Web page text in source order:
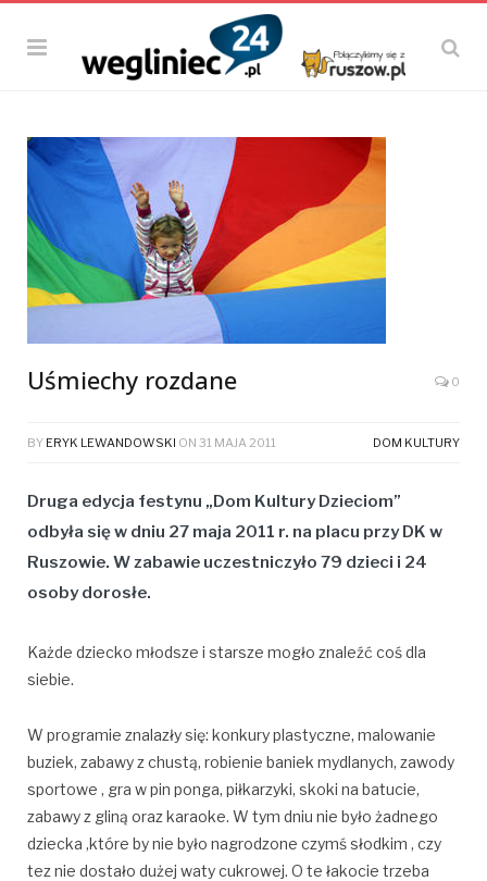
Uśmiechy rozdane 0
BY ERYK LEWANDOWSKI ON 31 MAJA 2011 DOM KULTURY
Druga edycja festynu „Dom Kultury Dzieciom”
odbyła się w dniu 27 maja 2011 r. na placu przy DK w
Ruszowie. W zabawie uczestniczyło 79 dzieci i 24
osoby dorosłe.
Każde dziecko młodsze i starsze mogło znaleźć coś dla
siebie.
W programie znalazły się: konkury plastyczne, malowanie
buziek, zabawy z chustą, robienie baniek mydlanych, zawody
sportowe , gra w pin ponga, piłkarzyki, skoki na batucie,
zabawy z gliną oraz karaoke. W tym dniu nie było żadnego
dziecka ,które by nie było nagrodzone czymś słodkim , czy
tez nie dostało dużej waty cukrowej. O te łakocie trzeba